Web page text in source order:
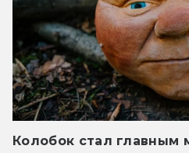
Колобок стал главным